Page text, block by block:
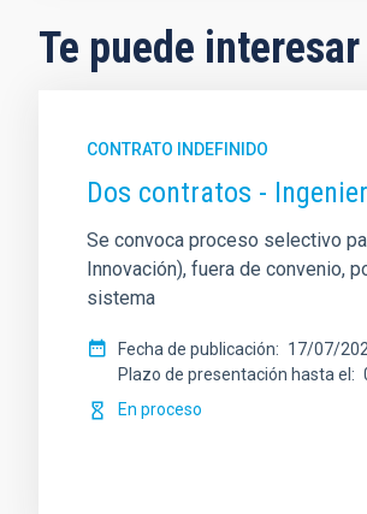
Te puede interesar
CONTRATO INDEFINIDO
Dos contratos -
Se convoca proceso selectivo
Innovación), fuera de convenio,
sistema
Fecha de publicación
17/07/
Plazo de presentación hasta el
En proceso